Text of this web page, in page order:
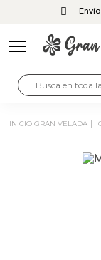
INICIO GRAN VELADA